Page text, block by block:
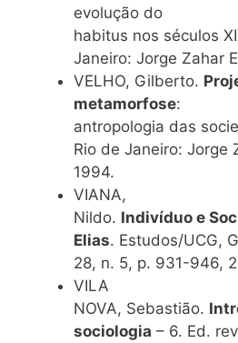
evolução do
habitus nos séculos
Janeiro: Jorge Zahar
VELHO, Gilberto.
metamorfose:
antropologia das
Rio de Janeiro: Jorge
1994.
VIANA,
Nildo. Indivíduo e
Elias. Estudos/UCG,
28, n. 5, p. 931-946,
VILA
NOVA, Sebastião.
sociologia – 6. Ed.